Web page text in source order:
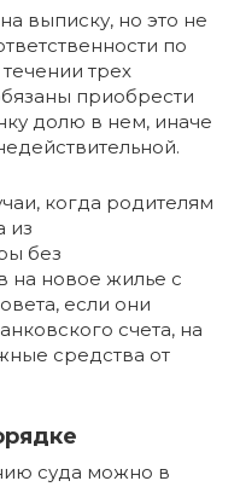
выписку, но это не
по
трех
приобрести
долю в нем, иначе
когда родителям
из
без
на новое жилье с
если они
счета, на
средства от
суда можно в